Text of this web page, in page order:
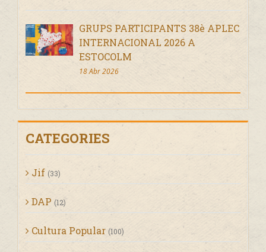
GRUPS PARTICIPANTS 38è APLEC
INTERNACIONAL 2026 A
ESTOCOLM
18 Abr 2026
CATEGORIES
Jif (33)
DAP (12)
Cultura Popular (100)